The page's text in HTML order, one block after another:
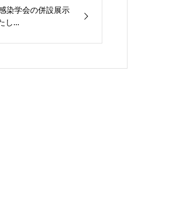
染学会の併設展示
し...